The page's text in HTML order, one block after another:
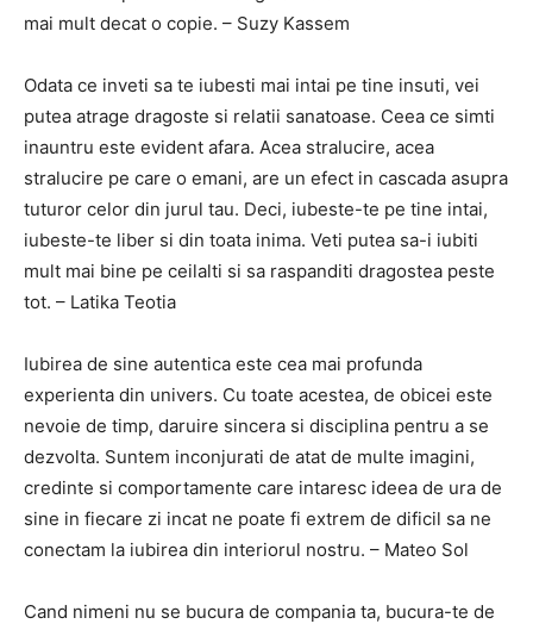
mai mult decat o copie. – Suzy Kassem
Odata ce inveti sa te iubesti mai intai pe tine insuti, vei
putea atrage dragoste si relatii sanatoase. Ceea ce simti
inauntru este evident afara. Acea stralucire, acea
stralucire pe care o emani, are un efect in cascada asupra
tuturor celor din jurul tau. Deci, iubeste-te pe tine intai,
iubeste-te liber si din toata inima. Veti putea sa-i iubiti
mult mai bine pe ceilalti si sa raspanditi dragostea peste
tot. – Latika Teotia
Iubirea de sine autentica este cea mai profunda
experienta din univers. Cu toate acestea, de obicei este
nevoie de timp, daruire sincera si disciplina pentru a se
dezvolta. Suntem inconjurati de atat de multe imagini,
credinte si comportamente care intaresc ideea de ura de
sine in fiecare zi incat ne poate fi extrem de dificil sa ne
conectam la iubirea din interiorul nostru. – Mateo Sol
Cand nimeni nu se bucura de compania ta, bucura-te de